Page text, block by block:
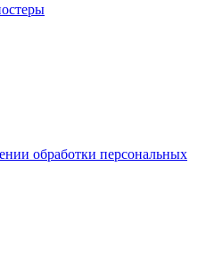
обработки персональных